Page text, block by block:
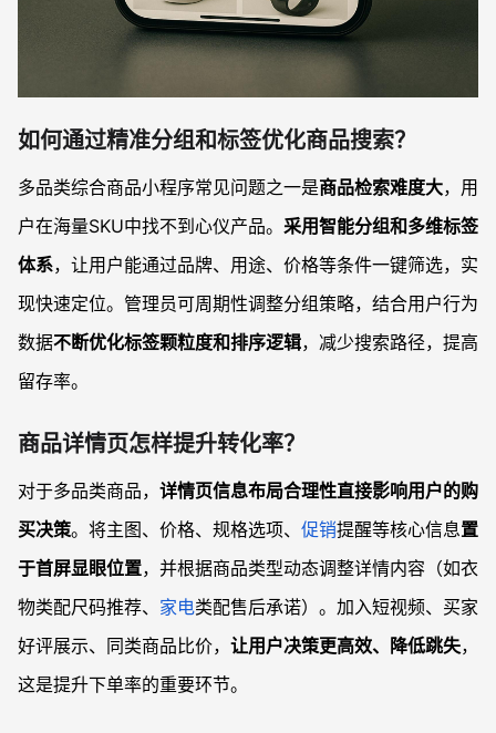
如何通过精准分组和标签优化商品搜索？
多品类综合商品小程序常见问题之一是商品检索难度大，用
户在海量SKU中找不到心仪产品。 采用智能分组和多维标签
体系，让用户能通过品牌、用途、价格等条件一键筛选，实
现快速定位。管理员可周期性调整分组策略，结合用户行为
数据不断优化标签颗粒度和排序逻辑，减少搜索路径，提高
留存率。
商品详情页怎样提升转化率？
对于多品类商品， 详情页信息布局合理性直接影响用户的购
买决策。将主图、价格、规格选项、 促销提醒等核心信息置
于首屏显眼位置，并根据商品类型动态调整详情内容（如衣
物类配尺码推荐、 家电类配售后承诺）。加入短视频、买家
好评展示、同类商品比价， 让用户决策更高效、降低跳失，
这是提升下单率的重要环节。